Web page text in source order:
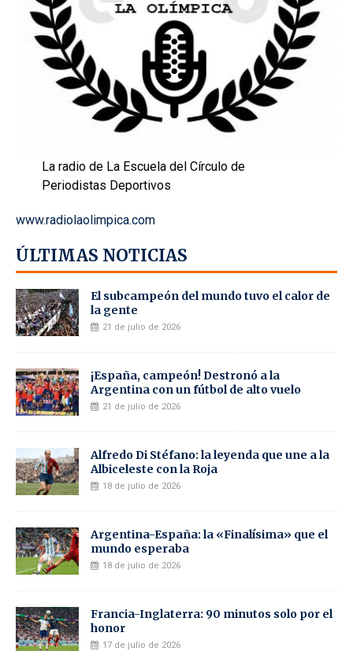
La radio de La Escuela del Círculo de
Periodistas Deportivos
www.radiolaolimpica.com
ÚLTIMAS NOTICIAS
El subcampeón del mundo tuvo el calor de
la gente
21 de julio de 2026
¡España, campeón! Destronó a la
Argentina con un fútbol de alto vuelo
21 de julio de 2026
Alfredo Di Stéfano: la leyenda que une a la
Albiceleste con la Roja
18 de julio de 2026
Argentina-España: la «Finalísima» que el
mundo esperaba
18 de julio de 2026
Francia-Inglaterra: 90 minutos solo por el
honor
17 de julio de 2026